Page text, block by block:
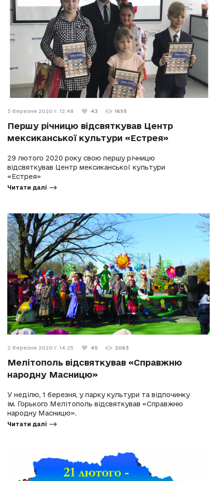
3 березня 2020 г. 12:48 43 1695
Першу річницю відсвяткував Центр
мексиканської культури «Естрея»
29 лютого 2020 року свою першу річницю
відсвяткував Центр мексиканської культури
«Естрея»
Читати далі
2 березня 2020 г. 14:25 45 2063
Мелітополь відсвяткував «Справжню
народну Масницю»
У неділю, 1 березня, у парку культури та відпочинку
ім. Горького Мелітополь відсвяткував «Справжню
народну Масницю».
Читати далі